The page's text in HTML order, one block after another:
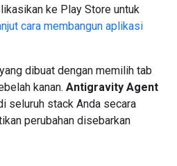
ke Play Store untuk
cara membangun aplikasi
dibuat dengan memilih tab
kanan. Antigravity Agent
seluruh stack Anda secara
perubahan disebarkan